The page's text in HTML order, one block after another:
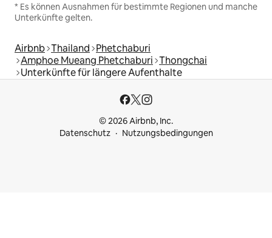
* Es können Ausnahmen für bestimmte Regionen und manche
Unterkünfte gelten.
Airbnb Thailand Phetchaburi
Amphoe Mueang Phetchaburi Thongchai
Unterkünfte für längere Aufenthalte
© 2026 Airbnb, Inc.
Datenschutz
Nutzungsbedingungen